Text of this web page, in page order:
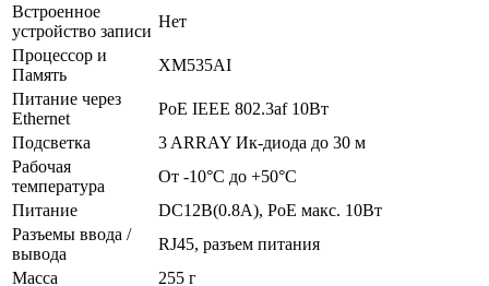
Встроенное
устройство записи
Нет
Процессор и
Память
XM535AI
Питание через
Ethernet
PoE IEEE 802.3af 10Вт
Подсветка
3 ARRAY Ик-диода до 30 м
Рабочая
температура
От -10°С до +50°С
Питание
DC12В(0.8А), PoE макс. 10Вт
Разъемы ввода /
вывода
RJ45, разъем питания
Масса
255 г